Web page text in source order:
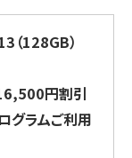
128GB）
円割引
グラムご利用